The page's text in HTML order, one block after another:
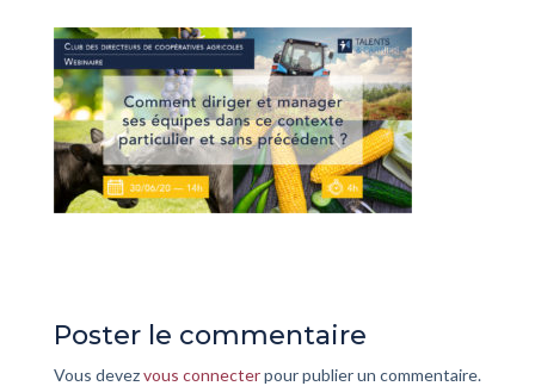
Poster le commentaire
Vous devezvous connecterpour publier un commentaire.